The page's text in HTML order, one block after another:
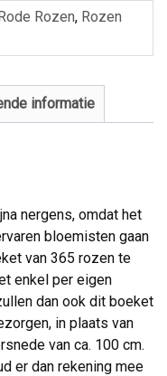
Rozen, Rozen
informatie
nergens, omdat het
bloemisten gaan
van 365 rozen te
enkel per eigen
dan ook dit boeket
in plaats van
van ca. 100 cm.
er dan rekening mee